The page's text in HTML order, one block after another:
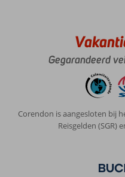
Gegarandeerd
Corendon is aangesloten bij
Reisgelden (SGR)